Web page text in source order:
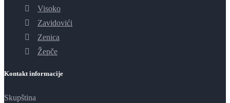
Visoko
Zavidovići
Zenica
Žepče
Kontakt informacije
Skupština